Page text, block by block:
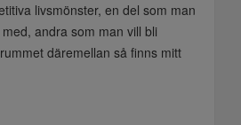
livsmönster, en del som man
andra som man vill bli
däremellan så finns mitt